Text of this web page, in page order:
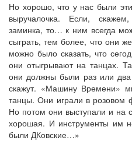
Но хорошо, что у нас были
выручалочка. Если,
заминка, то… к ним всегда
сыграть, тем более, что они
можно было сказать, что
они отыгрывают на танцах.
они должны были раз или
скажут. «Машину Времени»
танцы. Они играли в
Но потом они выступали и на
хорошая. И инструменты им
были ДКовские…»